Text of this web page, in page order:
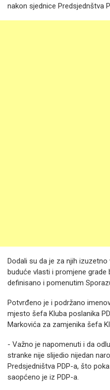
nakon sjednice Predsjednštva
Dodali su da je za njih
buduće vlasti i promjene grade
definisano i pomenutim
Potvrđeno je i podržano
mjesto šefa Kluba poslanika
Markovića za zamjenika šefa
- Važno je napomenuti i da
stranke nije slijedio nijedan
Predsjedništva PDP-a, što
saopćeno je iz PDP-a.